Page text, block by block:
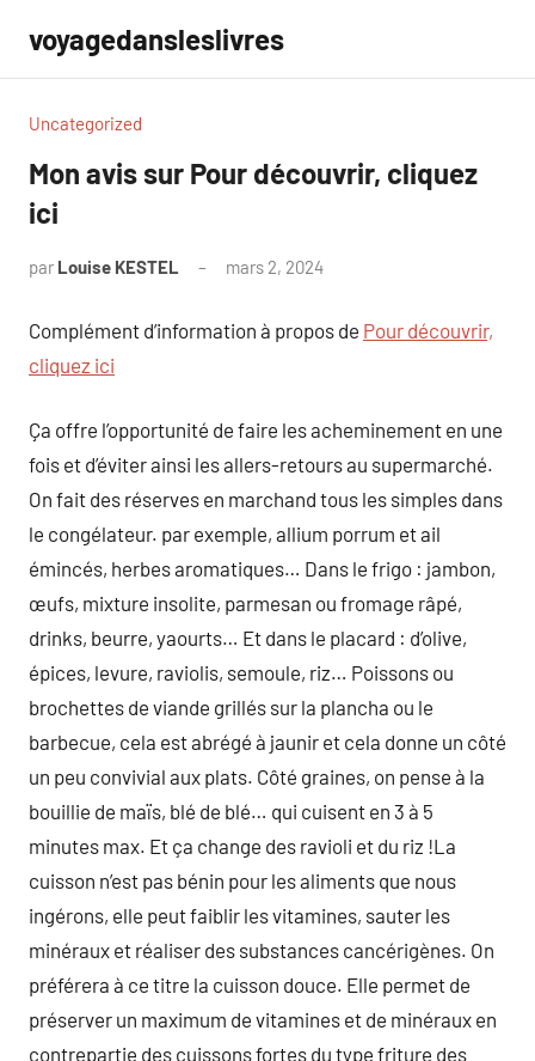
contenu
voyagedansleslivres
Uncategorized
Mon avis sur Pour découvrir, cliquez
ici
par Louise KESTEL mars 2, 2024
Complément d’information à propos de Pour découvrir,
cliquez ici
Ça offre l’opportunité de faire les acheminement en une
fois et d’éviter ainsi les allers-retours au supermarché.
On fait des réserves en marchand tous les simples dans
le congélateur. par exemple, allium porrum et ail
émincés, herbes aromatiques… Dans le frigo : jambon,
œufs, mixture insolite, parmesan ou fromage râpé,
drinks, beurre, yaourts… Et dans le placard : d’olive,
épices, levure, raviolis, semoule, riz… Poissons ou
brochettes de viande grillés sur la plancha ou le
barbecue, cela est abrégé à jaunir et cela donne un côté
un peu convivial aux plats. Côté graines, on pense à la
bouillie de maïs, blé de blé… qui cuisent en 3 à 5
minutes max. Et ça change des ravioli et du riz !La
cuisson n’est pas bénin pour les aliments que nous
ingérons, elle peut faiblir les vitamines, sauter les
minéraux et réaliser des substances cancérigènes. On
préférera à ce titre la cuisson douce. Elle permet de
préserver un maximum de vitamines et de minéraux en
contrepartie des cuissons fortes du type friture des